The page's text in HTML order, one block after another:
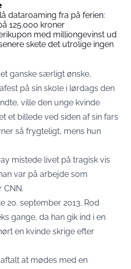
dataroaming fra på ferien:
125.000 kroner
med milliongevinst ud
skete det utrolige ingen
ganske særligt ønske,
på sin skole i lørdags den
ville den unge kvinde
et billede ved siden af sin fars
så frygteligt, mens hun
mistede livet på tragisk vis
var på arbejde som
CNN.
20. september 2013. Rod
gange, da han gik ind i en
en kvinde skrige efter
at mødes med en